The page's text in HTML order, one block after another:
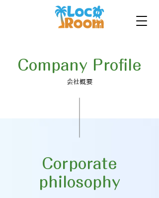
Company Profile
​会社概要
Corporate
philosophy